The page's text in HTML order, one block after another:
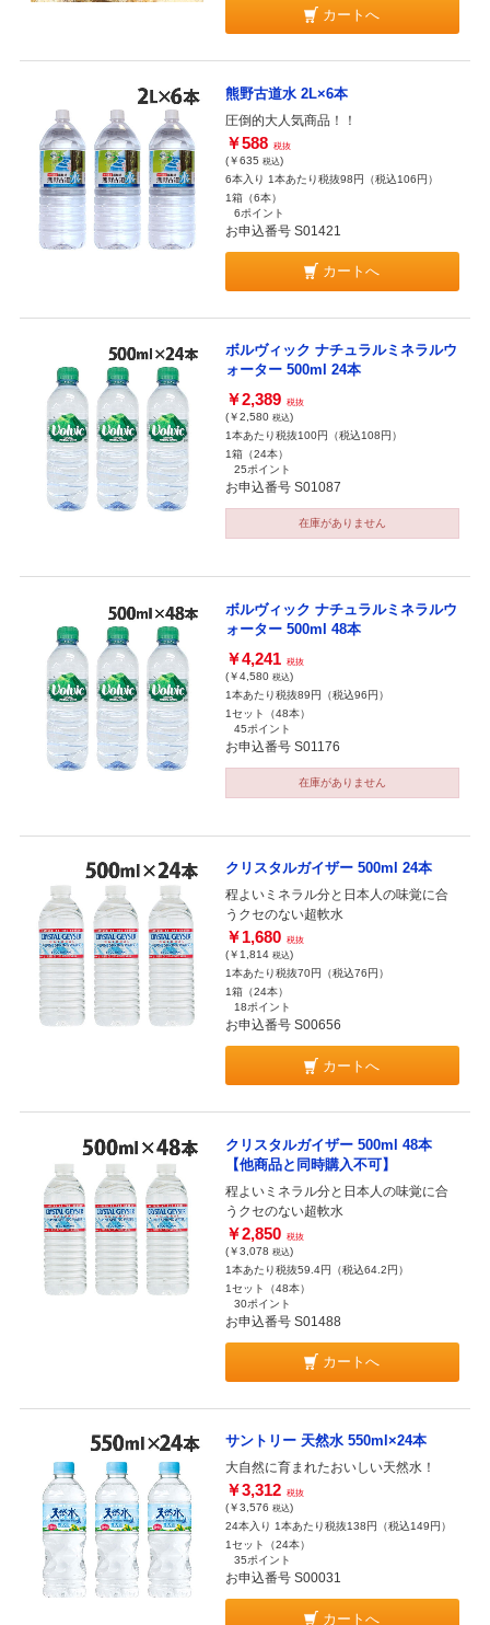
カートへ
熊野古道水 2L×6本
圧倒的大人気商品！！
￥588 税抜
(￥635 税込)
6本入り 1本あたり税抜98円（税込106円）
1箱（6本）
6ポイント
お申込番号 S01421
カートへ
ボルヴィック ナチュラルミネラルウ
ォーター 500ml 24本
￥2,389 税抜
(￥2,580 税込)
1本あたり税抜100円（税込108円）
1箱（24本）
25ポイント
お申込番号 S01087
在庫がありません
ボルヴィック ナチュラルミネラルウ
ォーター 500ml 48本
￥4,241 税抜
(￥4,580 税込)
1本あたり税抜89円（税込96円）
1セット（48本）
45ポイント
お申込番号 S01176
在庫がありません
クリスタルガイザー 500ml 24本
程よいミネラル分と日本人の味覚に合
うクセのない超軟水
￥1,680 税抜
(￥1,814 税込)
1本あたり税抜70円（税込76円）
1箱（24本）
18ポイント
お申込番号 S00656
カートへ
クリスタルガイザー 500ml 48本
【他商品と同時購入不可】
程よいミネラル分と日本人の味覚に合
うクセのない超軟水
￥2,850 税抜
(￥3,078 税込)
1本あたり税抜59.4円（税込64.2円）
1セット（48本）
30ポイント
お申込番号 S01488
カートへ
サントリー 天然水 550ml×24本
大自然に育まれたおいしい天然水！
￥3,312 税抜
(￥3,576 税込)
24本入り 1本あたり税抜138円（税込149円）
1セット（24本）
35ポイント
お申込番号 S00031
カートへ